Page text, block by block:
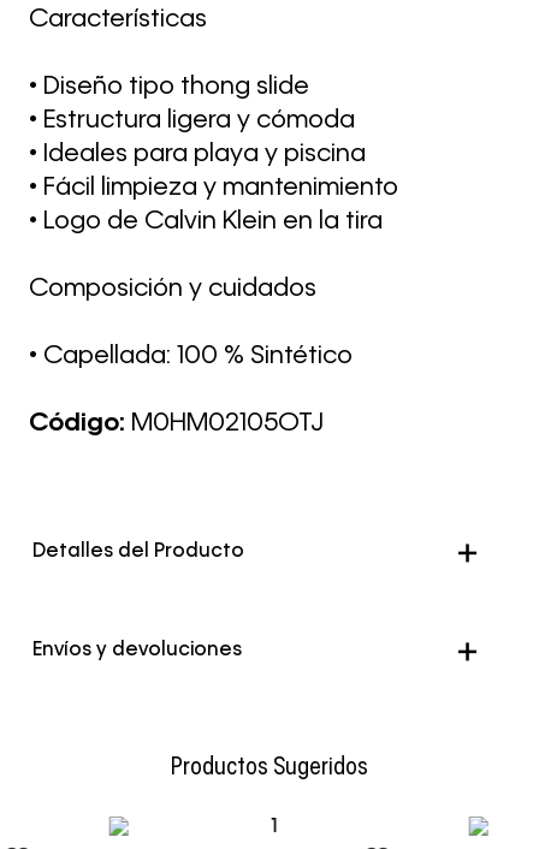
Características
• Diseño tipo thong slide
• Estructura ligera y cómoda
• Ideales para playa y piscina
• Fácil limpieza y mantenimiento
• Logo de Calvin Klein en la tira
Composición y cuidados
• Capellada: 100 % Sintético
Código: M0HM02105OTJ
Detalles del Producto
Color Negro
Envíos y devoluciones
Productos Sugeridos